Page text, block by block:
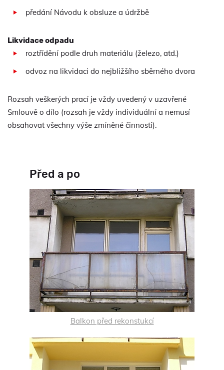
předání Návodu k obsluze a údržbě
Likvidace odpadu
roztřídění podle druh materiálu (železo, atd.)
odvoz na likvidaci do nejbližšího sběrného dvora
Rozsah veškerých prací je vždy uvedený v uzavřené
Smlouvě o dílo (rozsah je vždy individuální a nemusí
obsahovat všechny výše zmíněné činnosti).
Před a po
Balkon před rekonstukcí